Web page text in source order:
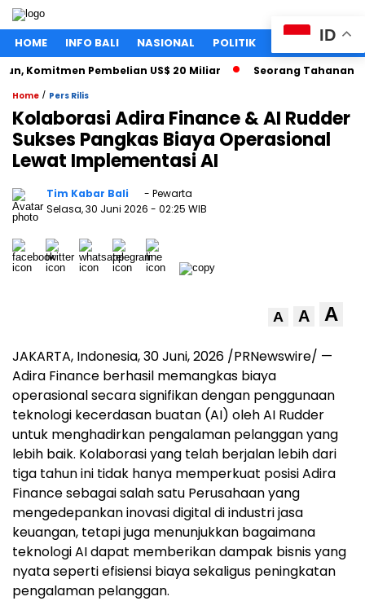
HOME INFO BALI NASIONAL POLITIK EKONOMI
Pembelian US$ 20 Miliar Seorang Tahanan
Home / Pers Rilis
Kolaborasi Adira Finance & AI Rudder
Sukses Pangkas Biaya Operasional
Lewat Implementasi AI
Tim Kabar Bali
- Pewarta
Selasa, 30 Juni 2026 - 02:25 WIB
A A A
JAKARTA, Indonesia,30 Juni, 2026 /PRNewswire/ —
Adira Finance berhasil memangkas biaya
operasional secara signifikan dengan penggunaan
teknologi kecerdasan buatan (AI) oleh AI Rudder
untuk menghadirkan pengalaman pelanggan yang
lebih baik. Kolaborasi yang telah berjalan lebih dari
tiga tahun ini tidak hanya memperkuat posisi Adira
Finance sebagai salah satu Perusahaan yang
mengedepankan inovasi digital di industri jasa
keuangan, tetapi juga menunjukkan bagaimana
teknologi AI dapat memberikan dampak bisnis yang
nyata seperti efisiensi biaya sekaligus peningkatan
pengalaman pelanggan.
ID